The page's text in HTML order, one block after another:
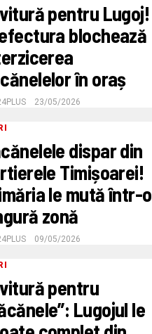
pentru Lugoj!
blochează
în oraș
23/05/2026
dispar din
Timișoarei!
le mută într-o
zonă
09/05/2026
pentru
Lugojul le